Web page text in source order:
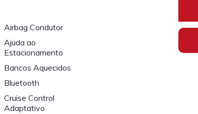
Airbag Condutor
Ajuda ao
Estacionamento
Bancos Aquecidos
Bluetooth
Cruise Control
Adaptativo